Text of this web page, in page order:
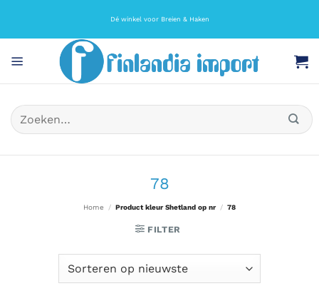
Dé winkel voor Breien & Haken
Zoeken
naar:
78
Home / Product kleur Shetland op nr / 78
FILTER